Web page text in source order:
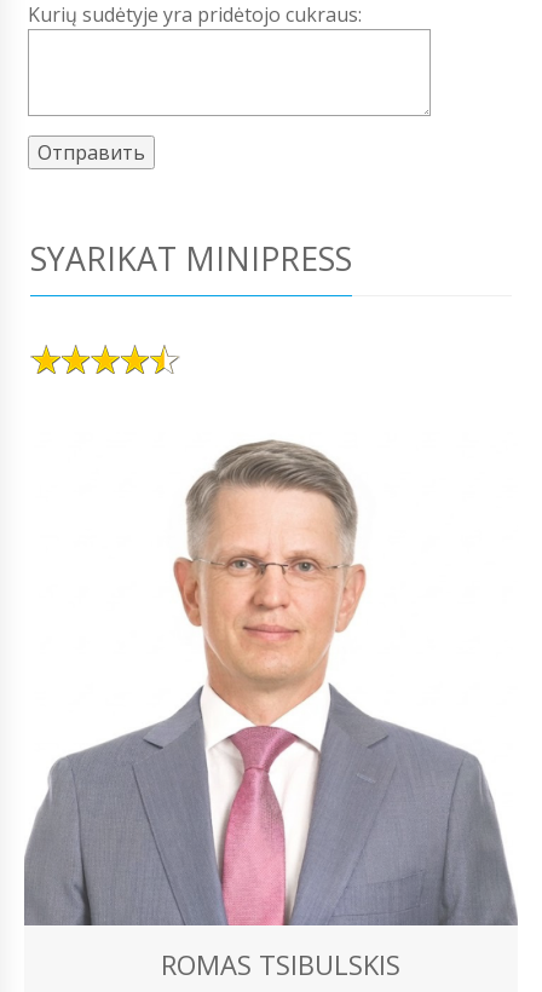
Kurių sudėtyje yra pridėtojo cukraus:
SYARIKAT MINIPRESS
ROMAS TSIBULSKIS